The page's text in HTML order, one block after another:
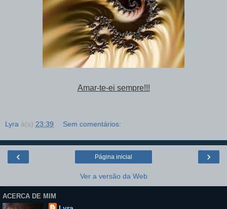
Amar-te-ei sempre!!!
Lyra à(s) 23:39 Sem comentários:
‹ ›
Página inicial
Ver a versão da Web
ACERCA DE MIM